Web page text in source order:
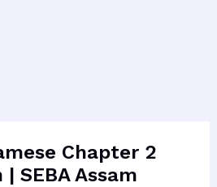
Chapter 2
| SEBA Assam